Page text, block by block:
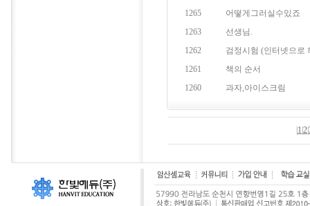
1265
어떻게그러실수있죠
1263
선생님.
1262
검정시험 (인터넷으로
1261
책의 순서
1260
과자,아이스크림
1 2